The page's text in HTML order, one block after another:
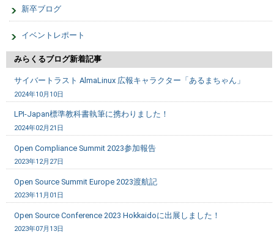
新卒ブログ
イベントレポート
みらくるブログ新着記事
サイバートラスト AlmaLinux 広報キャラクター「あるまちゃん」
2024年10月10日
LPI-Japan標準教科書執筆に携わりました！
2024年02月21日
Open Compliance Summit 2023参加報告
2023年12月27日
Open Source Summit Europe 2023渡航記
2023年11月01日
Open Source Conference 2023 Hokkaidoに出展しました！
2023年07月13日